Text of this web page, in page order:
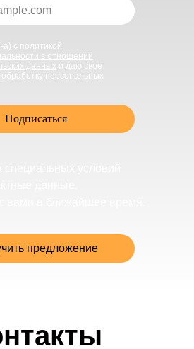
а) с политикой
в отношении
данных и даю свое
персональных
Подписаться
предложение